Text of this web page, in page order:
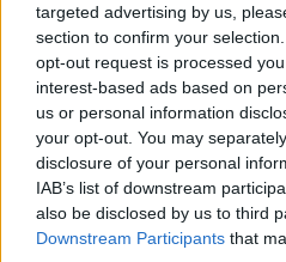
targeted advertising by us,
section to confirm your
opt-out request is processed
interest-based ads based on
us or personal information
your opt-out. You may
disclosure of your personal
IAB’s list of downstream
also be disclosed by us to third
Downstream Participants that